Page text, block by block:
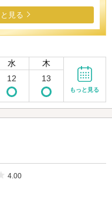
見る
水 木
12 13
もっと見る
5つ星のうち4
4.00